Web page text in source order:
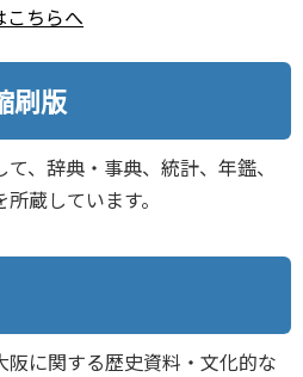
こちらへ
刷版
、辞典・事典、統計、年鑑、
蔵しています。
に関する歴史資料・文化的な